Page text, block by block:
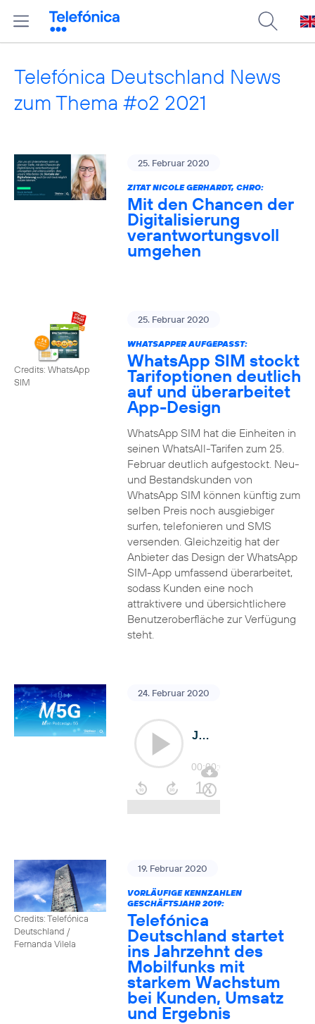
Telefónica Deutschland News
zum Thema #o2 2021
25. Februar 2020
ZITAT NICOLE GERHARDT, CHRO:
Mit den Chancen der
Digitalisierung
verantwortungsvoll
umgehen
Credits: WhatsApp
SIM
25. Februar 2020
WHATSAPPER AUFGEPASST:
WhatsApp SIM stockt
Tarifoptionen deutlich
auf und überarbeitet
App-Design
WhatsApp SIM hat die Einheiten in
seinen WhatsAll-Tarifen zum 25.
Februar deutlich aufgestockt. Neu-
und Bestandskunden von
WhatsApp SIM können künftig zum
selben Preis noch ausgiebiger
surfen, telefonieren und SMS
versenden. Gleichzeitig hat der
Anbieter das Design der WhatsApp
SIM-App umfassend überarbeitet,
sodass Kunden eine noch
attraktivere und übersichtlichere
Benutzeroberfläche zur Verfügung
steht.
24. Februar 2020
Credits: Telefónica
Deutschland /
Fernanda Vilela
19. Februar 2020
VORLÄUFIGE KENNZAHLEN
GESCHÄFTSJAHR 2019:
Telefónica
Deutschland startet
ins Jahrzehnt des
Mobilfunks mit
starkem Wachstum
bei Kunden, Umsatz
und Ergebnis